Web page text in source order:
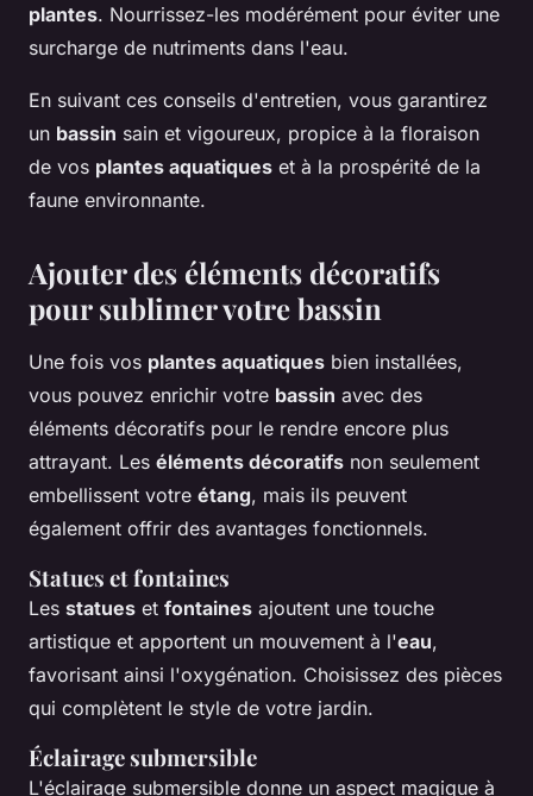
plantes. Nourrissez-les modérément pour éviter une
surcharge de nutriments dans l'eau.
En suivant ces conseils d'entretien, vous garantirez
un bassin sain et vigoureux, propice à la floraison
de vos plantes aquatiques et à la prospérité de la
faune environnante.
Ajouter des éléments décoratifs
pour sublimer votre bassin
Une fois vos plantes aquatiques bien installées,
vous pouvez enrichir votre bassin avec des
éléments décoratifs pour le rendre encore plus
attrayant. Les éléments décoratifs non seulement
embellissent votre étang, mais ils peuvent
également offrir des avantages fonctionnels.
Statues et fontaines
Les statues et fontaines ajoutent une touche
artistique et apportent un mouvement à l'eau,
favorisant ainsi l'oxygénation. Choisissez des pièces
qui complètent le style de votre jardin.
Éclairage submersible
L'éclairage submersible donne un aspect magique à